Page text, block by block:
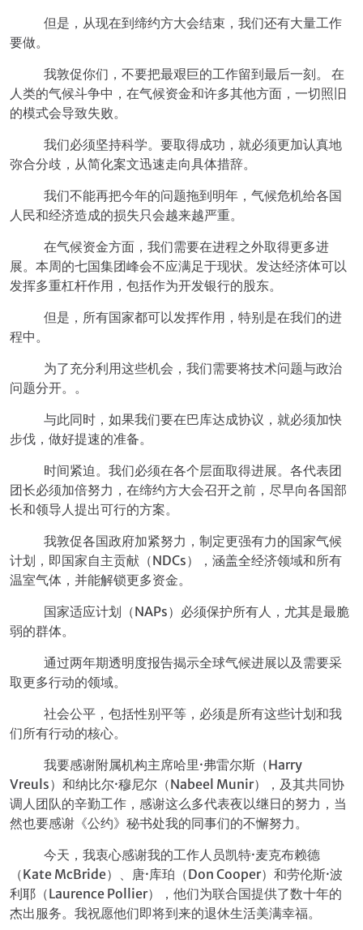
但是，从现在到缔约方大会结束，我们还有大量工作
要做。
我敦促你们，不要把最艰巨的工作留到最后一刻。 在
人类的气候斗争中，在气候资金和许多其他方面，一切照旧
的模式会导致失败。
我们必须坚持科学。要取得成功，就必须更加认真地
弥合分歧，从简化案文迅速走向具体措辞。
我们不能再把今年的问题拖到明年，气候危机给各国
人民和经济造成的损失只会越来越严重。
在气候资金方面，我们需要在进程之外取得更多进
展。本周的七国集团峰会不应满足于现状。发达经济体可以
发挥多重杠杆作用，包括作为开发银行的股东。
但是，所有国家都可以发挥作用，特别是在我们的进
程中。
为了充分利用这些机会，我们需要将技术问题与政治
问题分开。。
与此同时，如果我们要在巴库达成协议，就必须加快
步伐，做好提速的准备。
时间紧迫。我们必须在各个层面取得进展。各代表团
团长必须加倍努力，在缔约方大会召开之前，尽早向各国部
长和领导人提出可行的方案。
我敦促各国政府加紧努力，制定更强有力的国家气候
计划，即国家自主贡献（NDCs），涵盖全经济领域和所有
温室气体，并能解锁更多资金。
国家适应计划（NAPs）必须保护所有人，尤其是最脆
弱的群体。
通过两年期透明度报告揭示全球气候进展以及需要采
取更多行动的领域。
社会公平，包括性别平等，必须是所有这些计划和我
们所有行动的核心。
我要感谢附属机构主席哈里·弗雷尔斯（Harry
Vreuls）和纳比尔·穆尼尔（Nabeel Munir），及其共同协
调人团队的辛勤工作，感谢这么多代表夜以继日的努力，当
然也要感谢《公约》秘书处我的同事们的不懈努力。
今天，我衷心感谢我的工作人员凯特·麦克布赖德
（Kate McBride）、唐·库珀（Don Cooper）和劳伦斯·波
利耶（Laurence Pollier），他们为联合国提供了数十年的
杰出服务。我祝愿他们即将到来的退休生活美满幸福。